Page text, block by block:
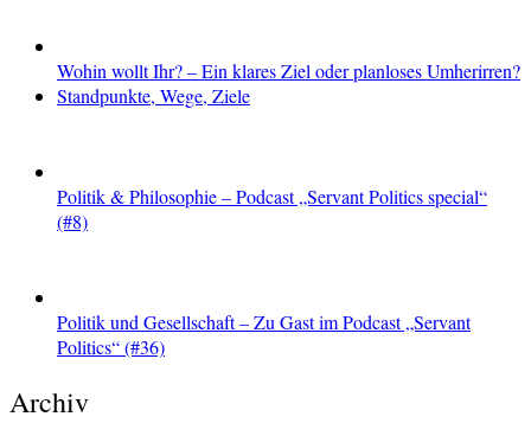
Wohin wollt Ihr? – Ein klares Ziel oder planloses Umherirren?
Standpunkte, Wege, Ziele
Politik & Philosophie – Podcast „Servant Politics special“
(#8)
Politik und Gesellschaft – Zu Gast im Podcast „Servant
Politics“ (#36)
Archiv